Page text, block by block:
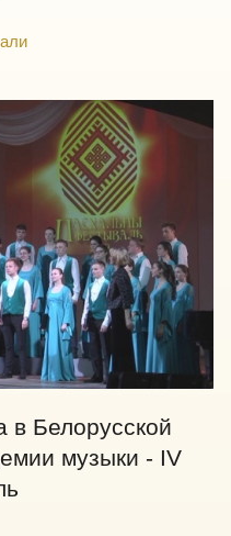
в Белорусской
музыки - IV